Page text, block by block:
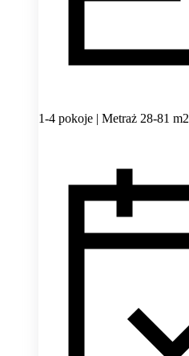
1-4 pokoje | Metraż 28-81 m2